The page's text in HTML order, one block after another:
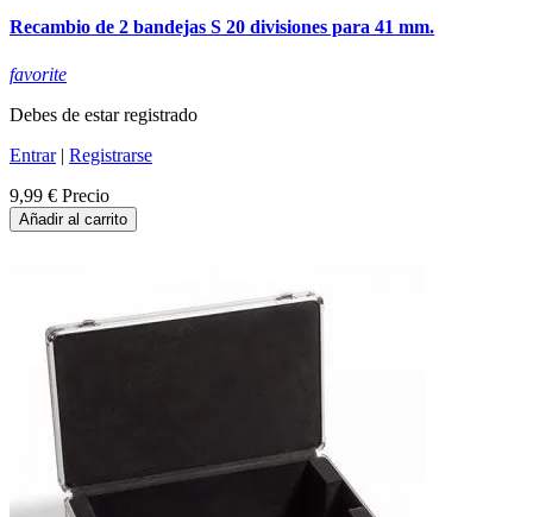
Recambio de 2 bandejas S 20 divisiones para 41 mm.
favorite
Debes de estar registrado
Entrar| Registrarse
9,99 € Precio
Añadir al carrito